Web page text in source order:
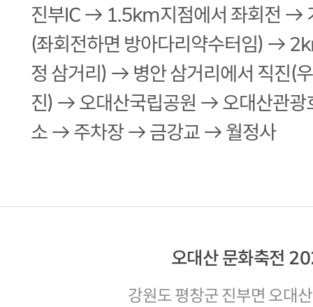
진부IC → 1.5km지점에서 좌회전 →
(좌회전하면 방아다리약수터임) →
정 삼거리) → 병안 삼거리에서 직진(
진) → 오대산국립공원 → 오대산관
소 → 주차장 → 금강교 → 월정사
오대산 문화축전
강원도 평창군 진부면 오대